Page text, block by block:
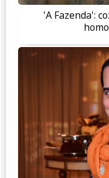
'A Fazenda':